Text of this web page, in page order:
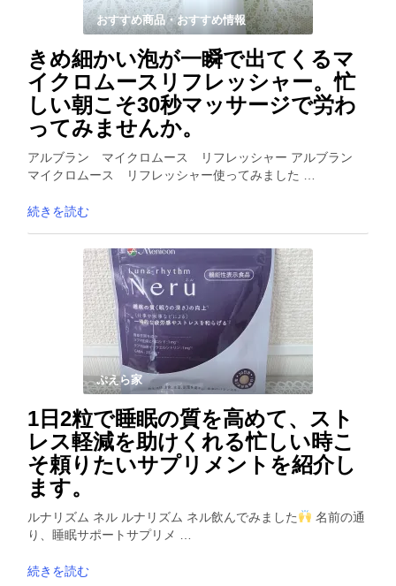
おすすめ商品・おすすめ情報
きめ細かい泡が一瞬で出てくるマ
イクロムースリフレッシャー。忙
しい朝こそ30秒マッサージで労わ
ってみませんか。
アルブラン マイクロムース リフレッシャー アルブラン
マイクロムース リフレッシャー使ってみました …
続きを読む
ぷえら家
1日2粒で睡眠の質を高めて、スト
レス軽減を助けくれる忙しい時こ
そ頼りたいサプリメントを紹介し
ます。
ルナリズム ネル ルナリズム ネル飲んでみました
名前の通
り、睡眠サポートサプリメ …
続きを読む